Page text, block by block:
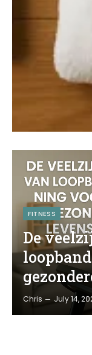
FITNESS
De
Chris July 14,